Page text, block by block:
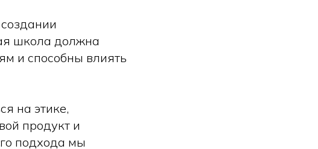
школа должна
и способны влиять
на этике,
продукт и
подхода мы